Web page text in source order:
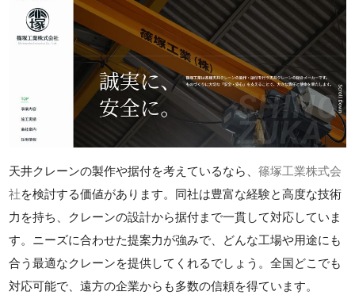
天井クレーンの製作や据付を考えているなら、篠塚工業株式会
社を検討する価値があります。同社は豊富な経験と高度な技術
力を持ち、クレーンの設計から据付まで一貫して対応していま
す。ニーズに合わせた提案力が強みで、どんな工場や用途にも
合う最適なクレーンを提供してくれるでしょう。全国どこでも
対応可能で、遠方の企業からも多数の信頼を得ています。